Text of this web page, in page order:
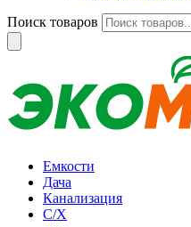
Поиск товаров
Емкости
Дача
Канализация
С/Х